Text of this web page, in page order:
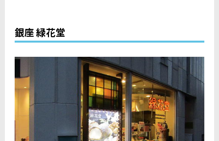
銀座 緑花堂